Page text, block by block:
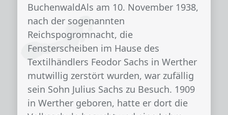
BuchenwaldAls am 10. November 1938,
nach der sogenannten
Reichspogromnacht, die
Fensterscheiben im Hause des
Textilhändlers Feodor Sachs in Werther
mutwillig zerstört wurden, war zufällig
sein Sohn Julius Sachs zu Besuch. 1909
in Werther geboren, hatte er dort die